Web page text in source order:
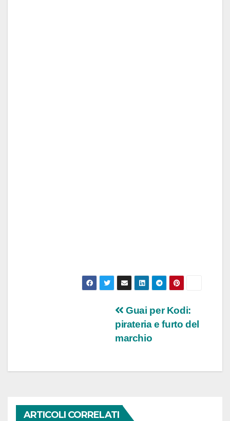
Navigazione Guai per Kodi:
pirateria e furto del
marchio
ARTICOLI CORRELATI